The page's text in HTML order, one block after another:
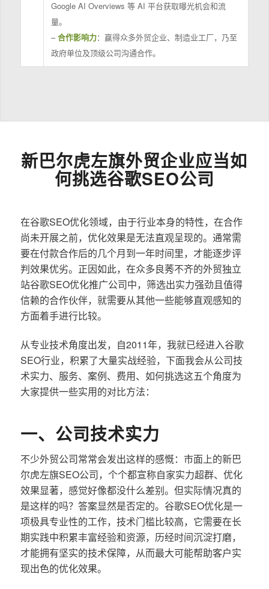
Google AI Overviews 等 AI 平台获取曝光机会和流
量。
–合作影响力：赢得众多外贸企业、制造业工厂，乃至
政府单位及顶级公司沟通合作。
新巴尔虎左旗外贸企业应当如
何挑选谷歌SEO公司
在谷歌SEO优化领域，由于行业本身的特性，在合作
尚未开展之前，优化效果是无法直观呈现的。通常需
要在付款合作后的几个月到一年时间里，才能逐步评
判效果优劣。正因如此，在众多良莠不齐的外贸独立
站谷歌SEO优化推广公司中，筛选出实力强劲且值得
信赖的合作伙伴，就需要从其他一些能够直观感知的
方面着手进行比较。
从专业技术角度出发，自2011年，我就已经进入谷歌
SEO行业，积累了大量实战经验，下面我会从公司技
术实力、服务、案例、费用、如何挑选这五个角度为
大家提供一些实用的对比方法：
一、公司技术实力
不少外贸公司常常会发出这样的感慨：市面上的新巴
尔虎左旗SEO公司，个个都宣称自家实力超群、优化
效果显著，感觉好像都没什么差别。但实际情况真的
是这样的吗？答案显然是否定的。谷歌SEO优化是一
项极具专业性的工作，技术门槛比较高，它需要在长
期实践中积累丰富经验和资源，历经时间沉淀打磨，
才能拥有坚实的技术保障，从而最大可能帮助客户实
现出色的优化效果。